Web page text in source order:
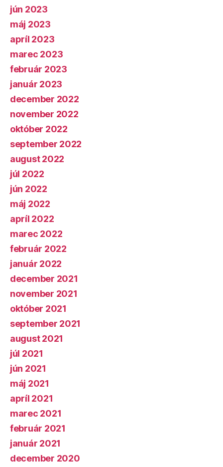
jún 2023
máj 2023
apríl 2023
marec 2023
február 2023
január 2023
december 2022
november 2022
október 2022
september 2022
august 2022
júl 2022
jún 2022
máj 2022
apríl 2022
marec 2022
február 2022
január 2022
december 2021
november 2021
október 2021
september 2021
august 2021
júl 2021
jún 2021
máj 2021
apríl 2021
marec 2021
február 2021
január 2021
december 2020